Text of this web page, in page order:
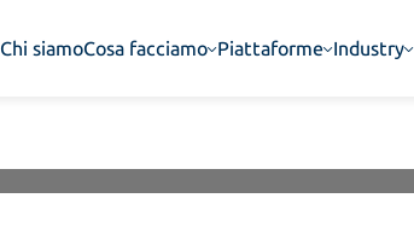
Chi siamoCosa facciamo Piattaforme Industry